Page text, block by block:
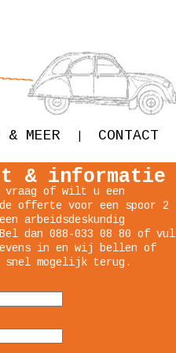
& MEER CONTACT
& informatie
vraag of wilt u een
offerte voor een spoor 2
arbeidsdeskundig
Bel dan 088-033 08 80 of vul
in en wij bellen of
snel mogelijk terug.